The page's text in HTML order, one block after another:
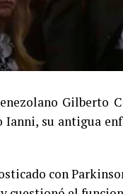
Gilberto
su antigua
con